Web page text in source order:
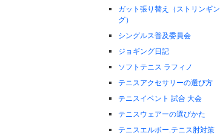
ガット張り替え（ストリンギン
グ）
シングルス普及委員会
ジョギング日記
ソフトテニス ラフィノ
テニスアクセサリーの選び方
テニスイベント 試合 大会
テニスウェアーの選びかた
テニスエルボー.テニス肘対策